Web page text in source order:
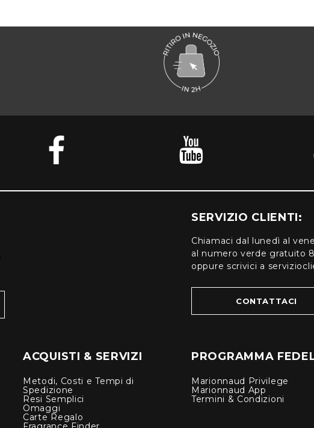
SERVIZIO CLIENTI:
Chiamaci dal lunedì al
al numero verde gratuito
oppure scrivici a
CONTATTACI
ACQUISTI & SERVIZI
Metodi, Costi e Tempi di
Spedizione
Resi Semplici
Omaggi
Carte Regalo
PROGRAMMA
Marionnaud Privilege
Marionnaud App
Termini & Condizioni